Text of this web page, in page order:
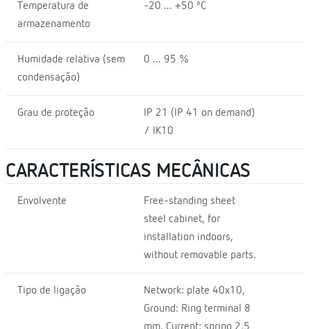
Temperatura de
armazenamento
-20 ... +50 ºC
Humidade relativa (sem
condensação)
0 ... 95 %
Grau de proteção
IP 21 (IP 41 on demand)
/ IK10
CARACTERÍSTICAS MECÂNICAS
Envolvente
Free-standing sheet
steel cabinet, for
installation indoors,
without removable parts.
Tipo de ligação
Network: plate 40x10,
Ground: Ring terminal 8